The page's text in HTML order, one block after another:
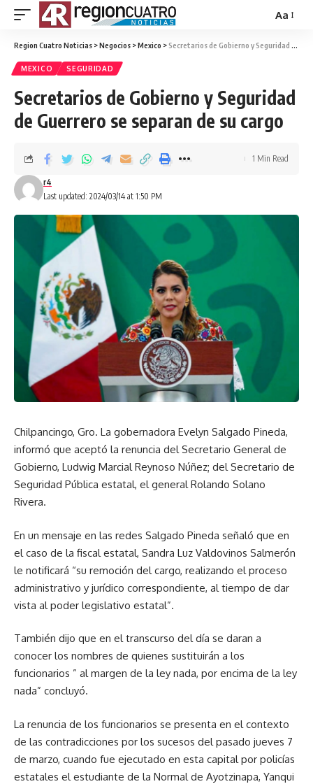
Aa
Region Cuatro Noticias >Negocios >Mexico >Secretarios de Gobierno y Seguridad de Guerrero se separan de su cargo
MEXICO SEGURIDAD
Secretarios de Gobierno y Seguridad
de Guerrero se separan de su cargo
Last updated: 2024/03/14 at 1:50 PM
r4
1 Min Read
Chilpancingo, Gro. La gobernadora Evelyn Salgado Pineda,
informó que aceptó la renuncia del Secretario General de
Gobierno, Ludwig Marcial Reynoso Núñez; del Secretario de
Seguridad Pública estatal, el general Rolando Solano
Rivera.
En un mensaje en las redes Salgado Pineda señaló que en
el caso de la fiscal estatal, Sandra Luz Valdovinos Salmerón
le notificará “su remoción del cargo, realizando el proceso
administrativo y jurídico correspondiente, al tiempo de dar
vista al poder legislativo estatal”.
También dijo que en el transcurso del día se daran a
conocer los nombres de quienes sustituirán a los
funcionarios ” al margen de la ley nada, por encima de la ley
nada” concluyó.
La renuncia de los funcionarios se presenta en el contexto
de las contradicciones por los sucesos del pasado jueves 7
de marzo, cuando fue ejecutado en esta capital por policías
estatales el estudiante de la Normal de Ayotzinapa, Yanqui